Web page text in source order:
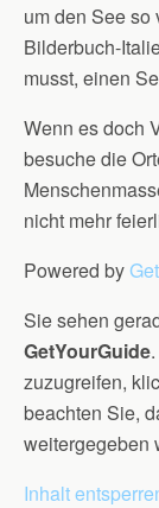
um den See
Bilderbuch-
musst, einen
Wenn es doch
besuche die
nicht mehr
Powered by
Sie sehen
GetYourGuide
zuzugreifen,
beachten Sie,
weitergegeben
Inhalt